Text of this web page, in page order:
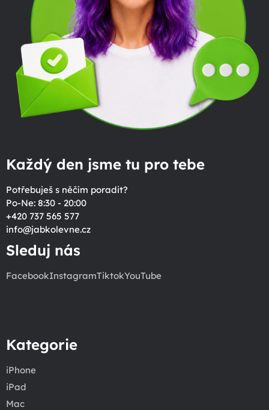
Každý den jsme tu pro tebe
Potřebuješ s něčím poradit?
Po-Ne: 8:30 - 20:00
+420 737 565 577
info@jabkolevne.cz
Sleduj nás
FacebookInstagramTiktokYouTube
Kategorie
iPhone
iPad
Mac